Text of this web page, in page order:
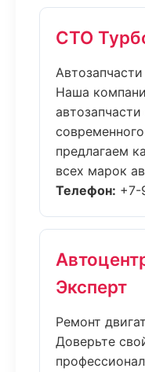
СТО
Наша
предлагаем
всех марок
Телефон: +7-
Эксперт
Ремонт
Доверьте